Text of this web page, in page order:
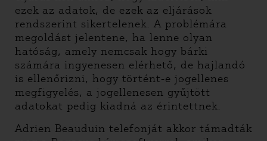
ezek az adatok, de ezek az eljárások
rendszerint sikertelenek. A problémára
megoldást jelentene, ha lenne olyan
hatóság, amely nemcsak hogy bárki
számára ingyenesen elérhető, de hajlandó
is ellenőrizni, hogy történt-e jogellenes
megfigyelés, a jogellenesen gyűjtött
adatokat pedig kiadná az érintettnek.
Adrien Beauduin telefonját akkor támadták